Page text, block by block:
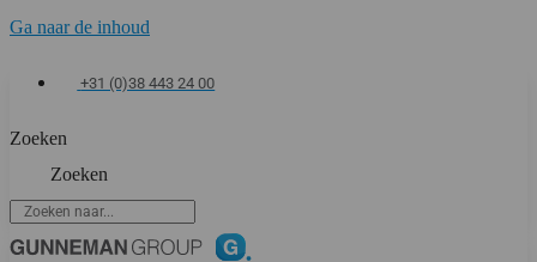
Ga naar de inhoud
+31 (0)38 443 24 00
Zoeken
Zoeken